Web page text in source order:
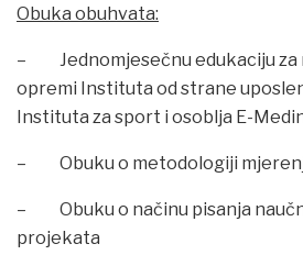
Obuka obuhvata:
– Jednomjesečnu edukaciju za
opremi Instituta od strane
Instituta za sport i osoblja E-
– Obuku o metodologiji
– Obuku o načinu pisanja
projekata